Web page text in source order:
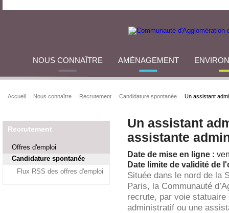
NOUS CONNAÎTRE AMÉNAGEMENT
Accueil Nous connaître Recrutement Candidature spontanée Un assistant
Recrutement
Offres d'emploi
Candidature spontanée
Flux RSS des offres d'emploi
Un assistant
assistante
Date de mise en ligne :
Date limite de validité de
Située dans le nord de la
Paris, la Communauté
recrute, par voie
administratif ou une